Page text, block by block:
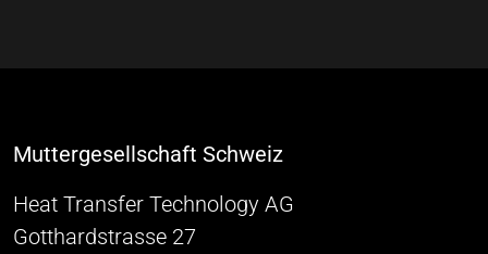
Muttergesellschaft Schweiz
Heat Transfer Technology AG
Gotthardstrasse 27